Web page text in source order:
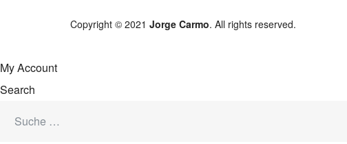
Copyright © 2021 Jorge Carmo. All rights reserved.
My Account
Search